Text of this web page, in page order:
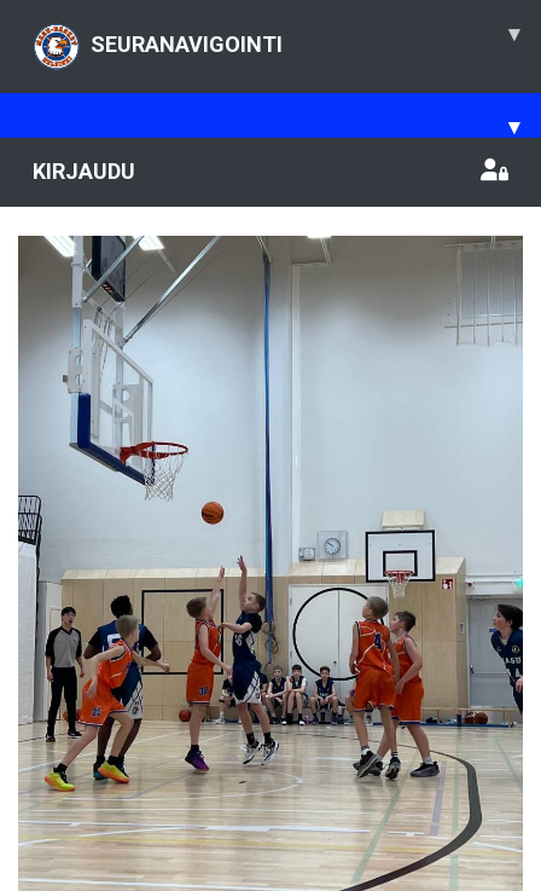
SEURANAVIGOINTI ▾
▾
KIRJAUDU